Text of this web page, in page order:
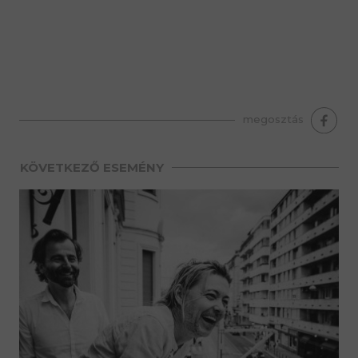
megosztás
KÖVETKEZŐ ESEMÉNY